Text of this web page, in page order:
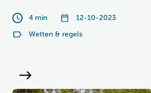
4 min
12-10-2023
Wetten & regels